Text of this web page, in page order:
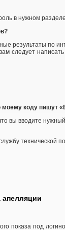
в нужном
результаты по
следует
моему коду пишут
вы вводите
технической
апелляции
показа под